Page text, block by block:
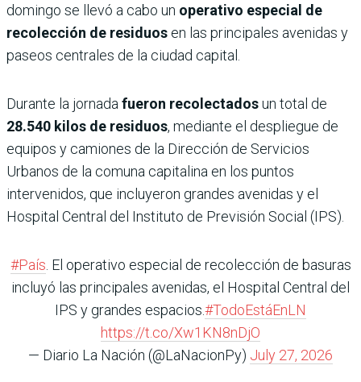
domingo se llevó a cabo un operativo especial de
recolección de residuos en las principales avenidas y
paseos centrales de la ciudad capital.
Durante la jornada fueron recolectadosun total de
28.540 kilos de residuos, mediante el despliegue de
equipos y camiones de la Dirección de Servicios
Urbanos de la comuna capitalina en los puntos
intervenidos, que incluyeron grandes avenidas y el
Hospital Central del Instituto de Previsión Social (IPS).
#País . El operativo especial de recolección de basuras
incluyó las principales avenidas, el Hospital Central del
IPS y grandes espacios.#TodoEstáEnLN
https://t.co/Xw1KN8nDjO
— Diario La Nación (@LaNacionPy) July 27, 2026